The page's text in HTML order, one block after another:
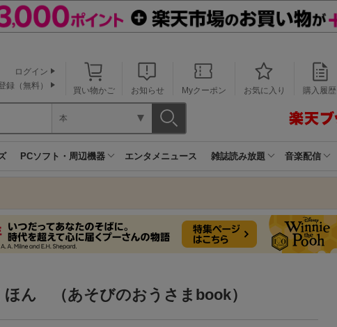
買い物かご お知らせ Myクーポン お気に入り 購入履歴
ログイン
録（無料）
本
PCソフト・周辺機器 エンタメニュース 雑誌読み放題 音楽配信
ほん （あそびのおうさまbook）